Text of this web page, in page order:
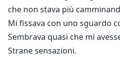
che non stava più
Mi fissava con uno sguardo
Sembrava quasi che mi
Strane sensazioni.